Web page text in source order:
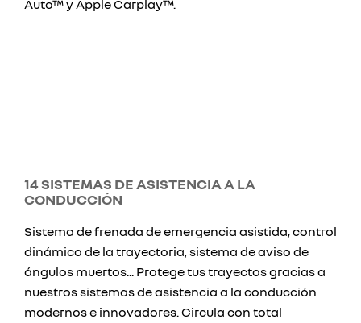
Auto™ y Apple Carplay™.
14 SISTEMAS DE ASISTENCIA A LA
CONDUCCIÓN
Sistema de frenada de emergencia asistida, control
dinámico de la trayectoria, sistema de aviso de
ángulos muertos... Protege tus trayectos gracias a
nuestros sistemas de asistencia a la conducción
modernos e innovadores. Circula con total